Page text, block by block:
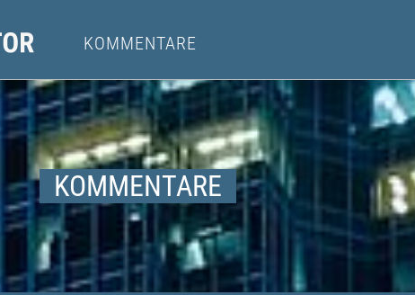
KOMMENTARE
KOMMENTARE